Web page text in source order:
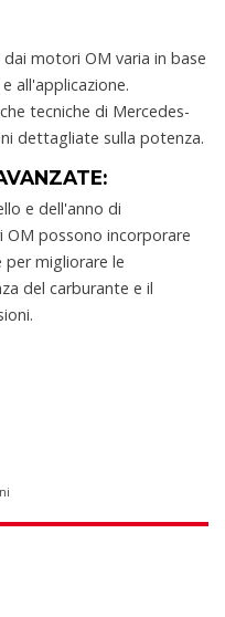
motori OM varia in base
all'applicazione.
tecniche di Mercedes-
dettagliate sulla potenza.
e dell'anno di
possono incorporare
migliorare le
del carburante e il